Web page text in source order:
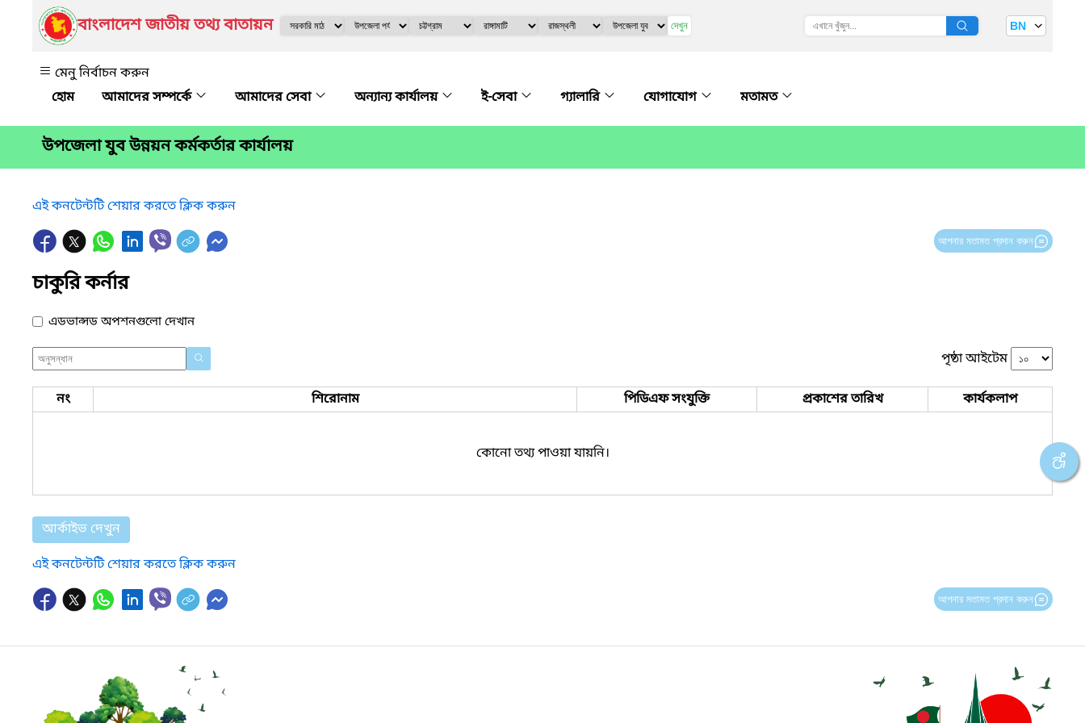
বাংলাদেশ জাতীয় তথ্য বাতায়ন দেখুন BN
মেনু নির্বাচন করুন
আমাদের সম্পর্কে
আমাদের সেবা অন্যান্য কার্যালয় ই-সেবা গ্যালারি যোগাযোগ মতামত
উপজেলা যুব উন্নয়ন কর্মকর্তার কার্যালয়
এই কনটেন্টটি শেয়ার করতে ক্লিক করুন
আপনার মতামত প্রদান করুন
চাকুরি কর্নার
এডভান্সড অপশনগুলো দেখান
পৃষ্ঠা আইটেম
নং শিরোনাম পিডিএফ সংযুক্তি প্রকাশের তারিখ কার্যকলাপ
কোনো তথ্য পাওয়া যায়নি।
আর্কাইভ দেখুন
এই কনটেন্টটি শেয়ার করতে ক্লিক করুন
আপনার মতামত প্রদান করুন